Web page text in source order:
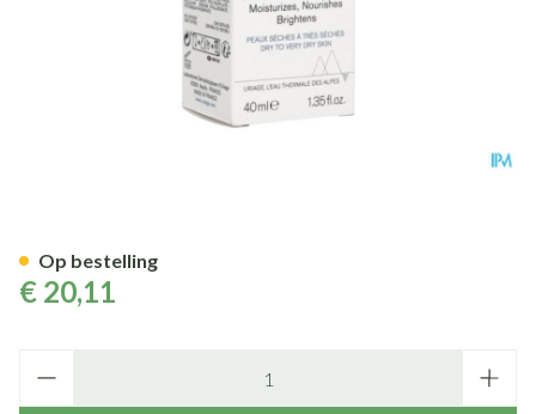
€ 20,11
Op bestelling